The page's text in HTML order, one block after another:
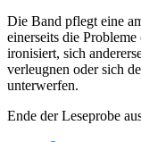
Die Band pflegt eine
einerseits die
ironisiert, sich
verleugnen oder sich
unterwerfen.
Ende der Leseprobe